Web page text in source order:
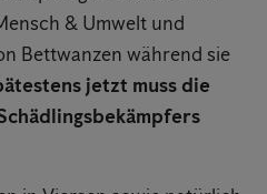
& Umwelt und
Bettwanzen während sie
jetzt muss die